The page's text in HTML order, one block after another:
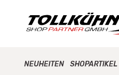
NEUHEITEN SHOPARTIKEL